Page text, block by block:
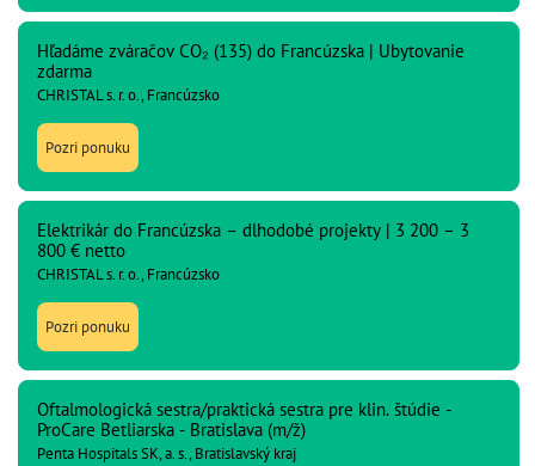
Hľadáme zváračov CO₂ (135) do Francúzska | Ubytovanie
zdarma
CHRISTAL s. r. o., Francúzsko
Pozri ponuku
Elektrikár do Francúzska – dlhodobé projekty | 3 200 – 3
800 € netto
CHRISTAL s. r. o., Francúzsko
Pozri ponuku
Oftalmologická sestra/praktická sestra pre klin. štúdie -
ProCare Betliarska - Bratislava (m/ž)
Penta Hospitals SK, a. s., Bratislavský kraj